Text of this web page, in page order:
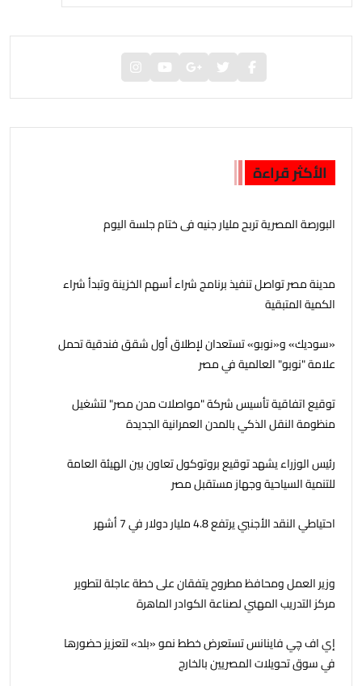
الأكثر قراءة
البورصة المصرية تربح مليار جنيه فى ختام جلسة اليوم
مدينة مصر تواصل تنفيذ برنامج شراء أسهم الخزينة وتبدأ شراء
الكمية المتبقية
«سوديك» و«نوبو» تستعدان لإطلاق أول شقق فندقية تحمل
علامة "نوبو" العالمية في مصر
توقيع اتفاقية تأسيس شركة "مواصلات مدن مصر" لتشغيل
منظومة النقل الذكي بالمدن العمرانية الجديدة
رئيس الوزراء يشهد توقيع بروتوكول تعاون بين الهيئة العامة
للتنمية السياحية وجهاز مستقبل مصر
احتياطي النقد الأجنبي يرتفع 4.8 مليار دولار في 7 أشهر
وزير العمل ومحافظ مطروح يتفقان على خطة عاجلة لتطوير
مركز التدريب المهني لصناعة الكوادر الماهرة
إي اف چي فاينانس تستعرض خطط نمو «بلد» لتعزيز حضورها
في سوق تحويلات المصريين بالخارج